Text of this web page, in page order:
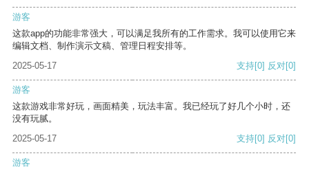
游客
这款app的功能非常强大，可以满足我所有的工作需求。我可以使用它来
编辑文档、制作演示文稿、管理日程安排等。
2025-05-17
支持[0] 反对[0]
游客
这款游戏非常好玩，画面精美，玩法丰富。我已经玩了好几个小时，还
没有玩腻。
2025-05-17
支持[0] 反对[0]
游客